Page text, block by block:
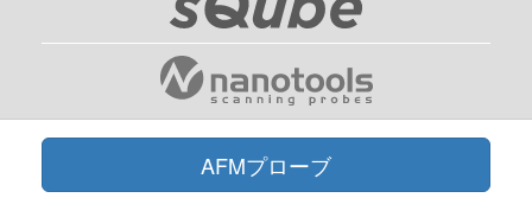
AFMプローブ